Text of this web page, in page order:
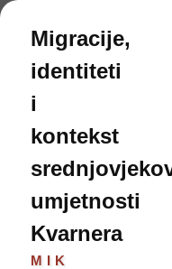
Skip
primary
content
Migracije,
identiteti
i
kontekst
umjetnosti
Kvarnera
MIK